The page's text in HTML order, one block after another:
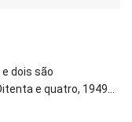
dois são
e quatro, 1949...